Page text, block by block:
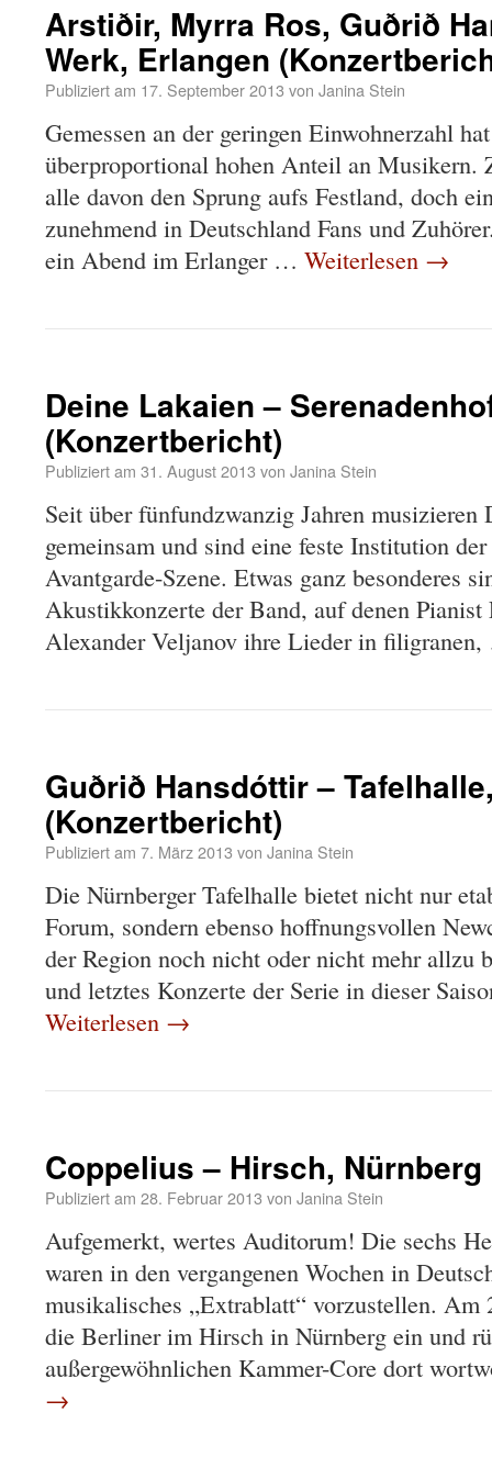
Arstiðir, Myrra Ros, Guðrið
Werk, Erlangen
Publiziert am 17. September 2013 von Janina Stein
Gemessen an der geringen Einwohnerzahl
überproportional hohen Anteil an Musikern.
alle davon den Sprung aufs Festland, doch
zunehmend in Deutschland Fans und
ein Abend im Erlanger … Weiterlesen →
Deine Lakaien –
(Konzertbericht)
Publiziert am 31. August 2013 von Janina Stein
Seit über fünfundzwanzig Jahren
gemeinsam und sind eine feste Institution
Avantgarde-Szene. Etwas ganz besonderes
Akustikkonzerte der Band, auf denen Pianist
Alexander Veljanov ihre Lieder in
Guðrið Hansdóttir –
(Konzertbericht)
Publiziert am 7. März 2013 von Janina Stein
Die Nürnberger Tafelhalle bietet nicht nur
Forum, sondern ebenso hoffnungsvollen
der Region noch nicht oder nicht mehr allzu
und letztes Konzerte der Serie in dieser
Weiterlesen →
Coppelius – Hirsch,
Publiziert am 28. Februar 2013 von Janina Stein
Aufgemerkt, wertes Auditorum! Die sechs
waren in den vergangenen Wochen in
musikalisches „Extrablatt“ vorzustellen. Am
die Berliner im Hirsch in Nürnberg ein und
außergewöhnlichen Kammer-Core dort
→